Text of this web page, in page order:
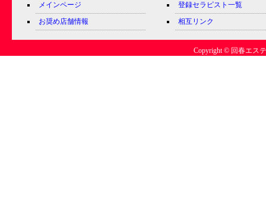
メインページ
お奨め店舗情報
登録セラピスト一覧
相互リンク
Copyright © 回春エス